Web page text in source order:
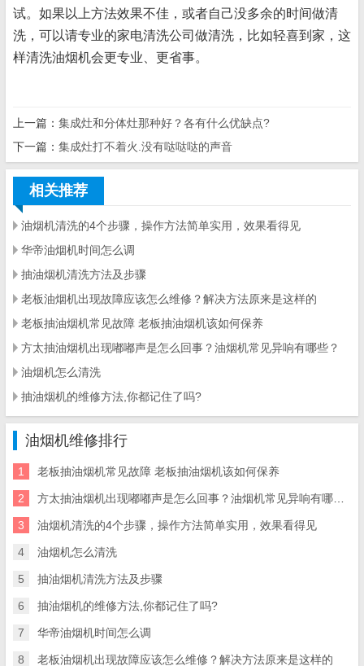
试。如果以上方法效果不佳，或者自己没多余的时间做清
洗，可以请专业的家电清洗公司做清洗，比如轻喜到家，这
样清洗油烟机会更专业、更省事。
上一篇： 集成灶和分体灶那种好？各有什么优缺点?
下一篇： 集成灶打不着火.没有哒哒哒的声音
相关推荐
油烟机清洗的4个步骤，操作方法简单实用，效果看得见
华帝油烟机时间怎么调
抽油烟机清洗方法及步骤
老板油烟机出现故障应该怎么维修？解决方法原来是这样的
老板抽油烟机常见故障 老板抽油烟机该如何保养
方太抽油烟机出现嘟嘟声是怎么回事？油烟机常见异响有哪些？
油烟机怎么清洗
抽油烟机的维修方法,你都记住了吗?
油烟机维修排行
1 老板抽油烟机常见故障 老板抽油烟机该如何保养
2 方太抽油烟机出现嘟嘟声是怎么回事？油烟机常见异响有哪些？
3 油烟机清洗的4个步骤，操作方法简单实用，效果看得见
4 油烟机怎么清洗
5 抽油烟机清洗方法及步骤
6 抽油烟机的维修方法,你都记住了吗?
7 华帝油烟机时间怎么调
8 老板油烟机出现故障应该怎么维修？解决方法原来是这样的